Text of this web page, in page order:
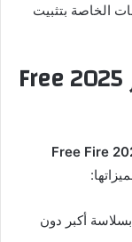
الخاصة بتثبيت
مميزات سكربت فري فاير 2025 Free
سكربت فري فاير 2025 Free Fire
أكبر دون